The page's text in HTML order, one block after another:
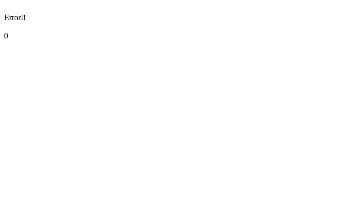
Error!!
0